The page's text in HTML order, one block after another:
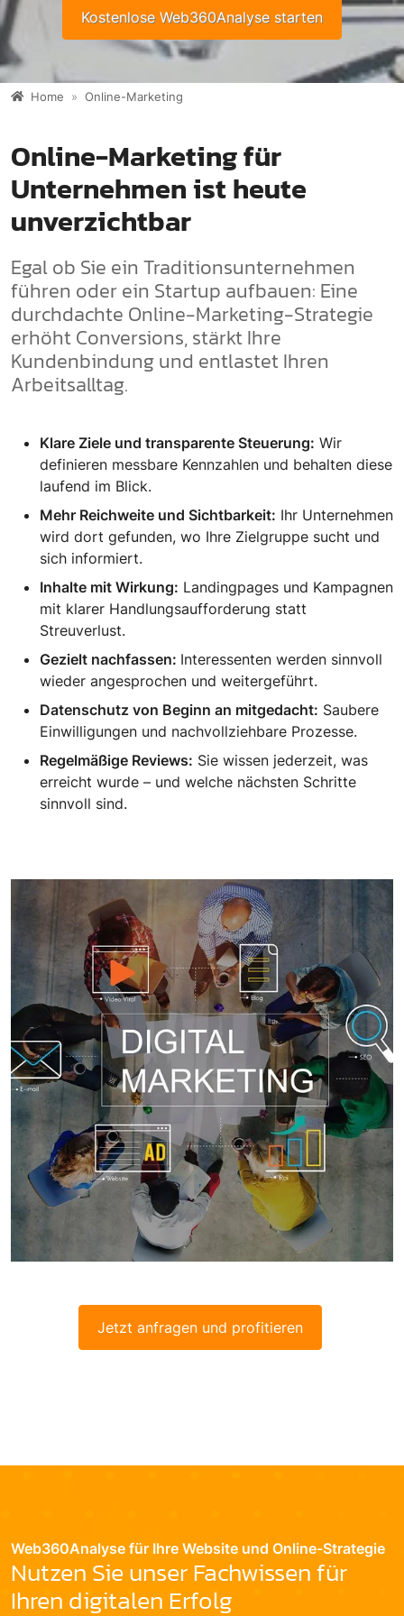
Kostenlose Web360Analyse starten
Home Online-Marketing
Online-Marketing für
Unternehmen ist heute
unverzichtbar
Egal ob Sie ein Traditionsunternehmen
führen oder ein Startup aufbauen: Eine
durchdachte Online-Marketing-Strategie
erhöht Conversions, stärkt Ihre
Kundenbindung und entlastet Ihren
Arbeitsalltag.
Klare Ziele und transparente Steuerung: Wir
definieren messbare Kennzahlen und behalten diese
laufend im Blick.
Mehr Reichweite und Sichtbarkeit: Ihr Unternehmen
wird dort gefunden, wo Ihre Zielgruppe sucht und
sich informiert.
Inhalte mit Wirkung: Landingpages und Kampagnen
mit klarer Handlungsaufforderung statt
Streuverlust.
Gezielt nachfassen: Interessenten werden sinnvoll
wieder angesprochen und weitergeführt.
Datenschutz von Beginn an mitgedacht: Saubere
Einwilligungen und nachvollziehbare Prozesse.
Regelmäßige Reviews: Sie wissen jederzeit, was
erreicht wurde – und welche nächsten Schritte
sinnvoll sind.
Jetzt anfragen und profitieren
Web360Analyse für Ihre Website und Online-Strategie
Nutzen Sie unser Fachwissen für
Ihren digitalen Erfolg